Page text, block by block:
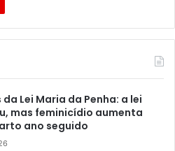
da Lei Maria da Penha: a lei
mas feminicídio aumenta
ano seguido